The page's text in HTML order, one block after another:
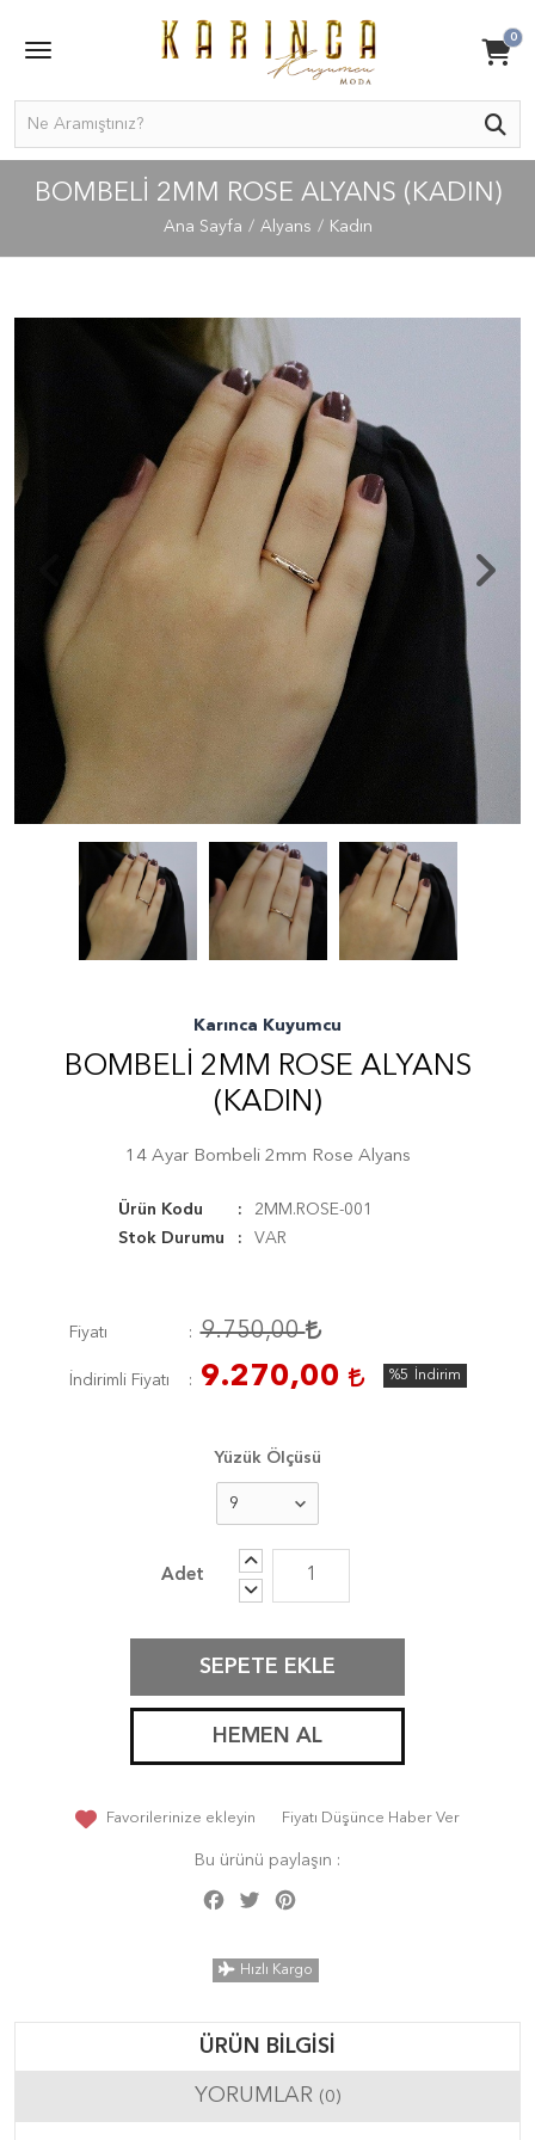
0
BOMBELI 2MM ROSE ALYANS (KADIN)
Ana Sayfa Alyans Kadın
Karınca Kuyumcu
BOMBELI 2MM ROSE ALYANS
(KADIN)
14 Ayar Bombeli 2mm Rose Alyans
Ürün Kodu
2MM.ROSE-001
Stok Durumu
VAR
Fiyatı 9.750,00
İndirimli Fiyatı 9.270,00 %5 İndirim
Yüzük Ölçüsü
SEPETE EKLE
HEMEN AL
Favorilerinize ekleyin Fiyatı Düşünce Haber Ver
Bu ürünü paylaşın :
Facebook
Twitter
Hızlı Kargo
ÜRÜN BILGISI
YORUMLAR (0)